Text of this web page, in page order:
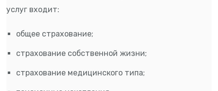
услуг входит:
общее страхование;
страхование собственной жизни;
страхование медицинского типа;